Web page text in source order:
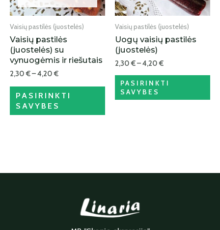
Vaisių pastilės (juostelės)
Vaisių pastilės
(juostelės) su
vynuogėmis ir riešutais
2,30€–4,20€
PASIRINKTI
SAVYBES
Vaisių pastilės (juostelės)
Uogų vaisių pastilės
(juostelės)
2,30€–4,20€
PASIRINKTI
SAVYBES